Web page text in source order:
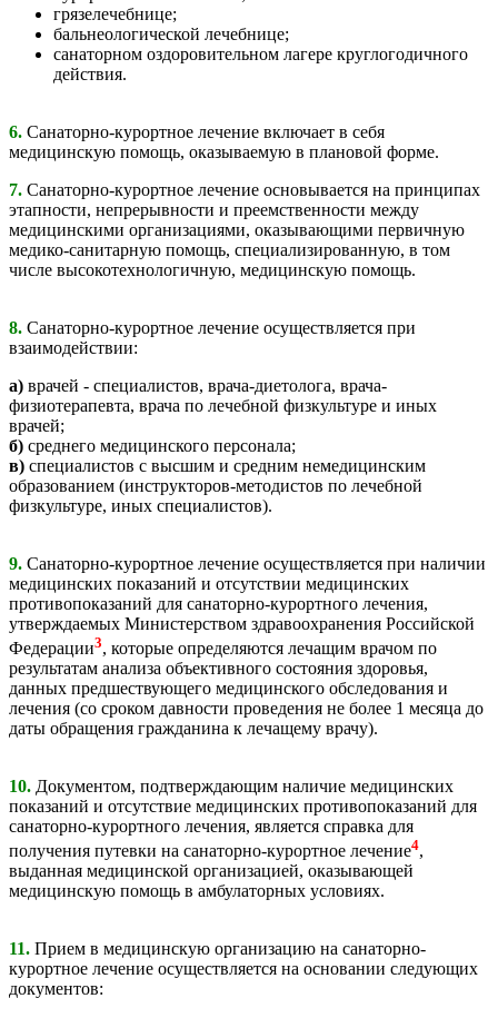
грязелечебнице;
бальнеологической лечебнице;
санаторном оздоровительном лагере круглогодичного
действия.
6. Санаторно-курортное лечение включает в себя
медицинскую помощь, оказываемую в плановой форме.
7. Санаторно-курортное лечение основывается на принципах
этапности, непрерывности и преемственности между
медицинскими организациями, оказывающими первичную
медико-санитарную помощь, специализированную, в том
числе высокотехнологичную, медицинскую помощь.
8. Санаторно-курортное лечение осуществляется при
взаимодействии:
а) врачей - специалистов, врача-диетолога, врача-
физиотерапевта, врача по лечебной физкультуре и иных
врачей;
б) среднего медицинского персонала;
в) специалистов с высшим и средним немедицинским
образованием (инструкторов-методистов по лечебной
физкультуре, иных специалистов).
9. Санаторно-курортное лечение осуществляется при наличии
медицинских показаний и отсутствии медицинских
противопоказаний для санаторно-курортного лечения,
утверждаемых Министерством здравоохранения Российской
Федерации3, которые определяются лечащим врачом по
результатам анализа объективного состояния здоровья,
данных предшествующего медицинского обследования и
лечения (со сроком давности проведения не более 1 месяца до
даты обращения гражданина к лечащему врачу).
10. Документом, подтверждающим наличие медицинских
показаний и отсутствие медицинских противопоказаний для
санаторно-курортного лечения, является справка для
получения путевки на санаторно-курортное лечение4,
выданная медицинской организацией, оказывающей
медицинскую помощь в амбулаторных условиях.
11. Прием в медицинскую организацию на санаторно-
курортное лечение осуществляется на основании следующих
документов: